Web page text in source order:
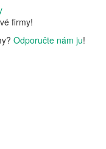
firmy!
Odporučte nám ju!